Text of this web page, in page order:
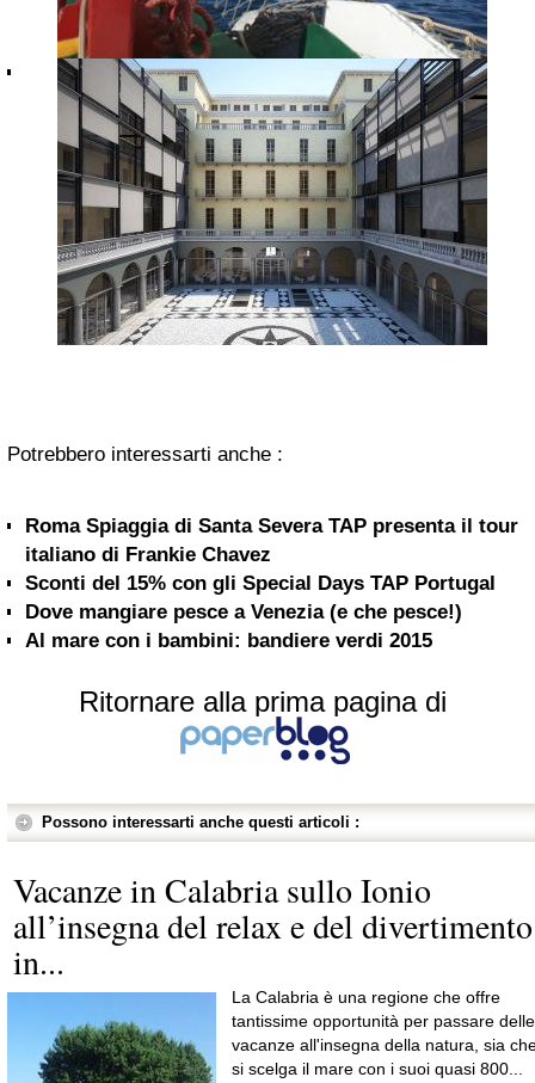
Potrebbero interessarti anche :
Roma Spiaggia di Santa Severa TAP presenta il tour
italiano di Frankie Chavez
Sconti del 15% con gli Special Days TAP Portugal
Dove mangiare pesce a Venezia (e che pesce!)
Al mare con i bambini: bandiere verdi 2015
Ritornare alla prima pagina di
Possono interessarti anche questi articoli :
Vacanze in Calabria sullo Ionio
all’insegna del relax e del divertimento
in...
La Calabria è una regione che offre
tantissime opportunità per passare delle
vacanze all'insegna della natura, sia
si scelga il mare con i suoi quasi 800...